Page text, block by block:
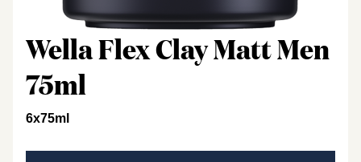
Wella Flex Clay Matt Men
75ml
6x75ml